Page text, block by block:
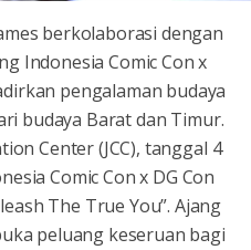
berkolaborasi dengan
Indonesia Comic Con x
pengalaman budaya
budaya Barat dan Timur.
Center (JCC), tanggal 4
Comic Con x DG Con
The True You”. Ajang
peluang keseruan bagi